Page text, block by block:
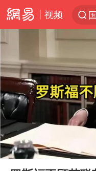
视频
Play
00:00